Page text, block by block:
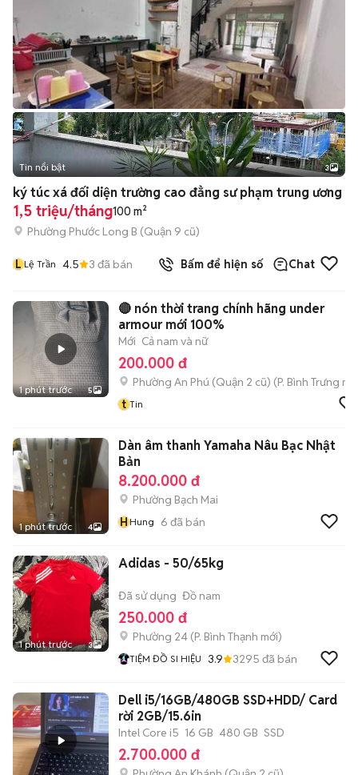
Tin nổi bật 3
ký túc xá đối diện trường cao đẳng sư phạm trung ương
1,5 triệu/tháng100 m²
Phường Phước Long B (Quận 9 cũ)
L Lệ Trần 4.5 3 đã bán Bấm để hiện số Chat
1 phút trước 5
🔴 nón thời trang chính hãng under
armour mới 100%
Mới Cả nam và nữ
200.000 đ
Phường An Phú (Quận 2 cũ) (P. Bình Trưng
t Tin
1 phút trước 4
Dàn âm thanh Yamaha Nâu Bạc Nhật
Bản
8.200.000 đ
Phường Bạch Mai
HHung 6 đã bán
1 phút trước 3
Adidas - 50/65kg
Đã sử dụng Đồ nam
250.000 đ
Phường 24 (P. Bình Thạnh mới)
TIỆM ĐỒ SI HIỆU 3.9 3295 đã bán
Dell i5/16GB/480GB SSD+HDD/ Card
rời 2GB/15.6in
Intel Core i5 16 GB 480 GB SSD
2.700.000 đ